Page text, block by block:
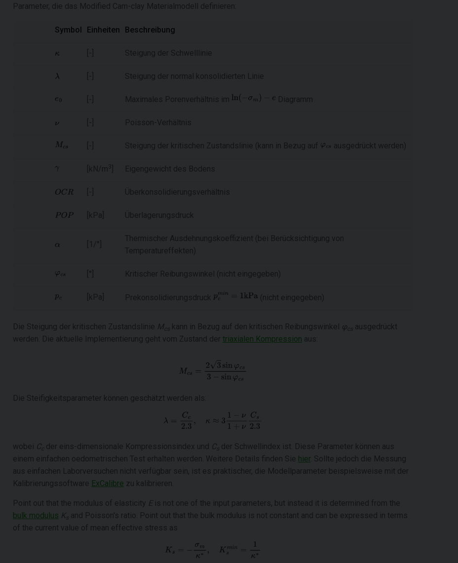
Parameter, die das Modified Cam-clay Materialmodell definieren:
Symbol Einheiten Beschreibung
[-] Steigung der Schwelllinie
[-] Steigung der normal konsolidierten Linie
[-] Maximales Porenverhältnis im Diagramm
[-] Poisson-Verhältnis
[-] Steigung der kritischen Zustandslinie (kann in Bezug auf ausgedrückt werden)
[kN/m 3 Eigengewicht des Bodens
[-] Überkonsolidierungsverhältnis
[kPa] Überlagerungsdruck
[1/°]
Thermischer Ausdehnungskoeffizient (bei Berücksichtigung von
Temperatureffekten)
[°] Kritischer Reibungswinkel (nicht eingegeben)
[kPa] Prekonsolidierungsdruck (nicht eingegeben)
Die Steigung der kritischen Zustandslinie M cs kann in Bezug auf den kritischen Reibungswinkel φ cs ausgedrückt
werden. Die aktuelle Implementierung geht vom Zustand der triaxialen Kompression aus:
Die Steifigkeitsparameter können geschätzt werden als:
wobei C der eins-dimensionale Kompressionsindex und Cs der Schwellindex ist. Diese Parameter können aus
einem einfachen oedometrischen Test erhalten werden. Weitere Details finden Sie hier. Sollte jedoch die Messung
aus einfachen Laborversuchen nicht verfügbar sein, ist es praktischer, die Modellparameter beispielsweise mit der
Kalibrierungssoftware ExCalibre zu kalibrieren.
Point out that the modulus of elasticity E is not one of the input parameters, but instead it is determined from the
bulk modulus Ks and Poisson's ratio. Point out that the bulk modulus is not constant and can be expressed in terms
of the current value of mean effective stress as